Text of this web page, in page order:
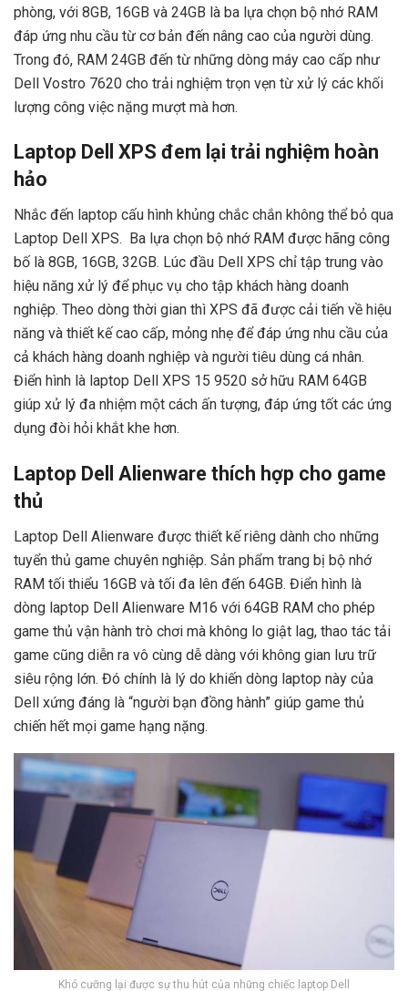
phòng, với 8GB, 16GB và 24GB là ba lựa chọn bộ nhớ RAM
đáp ứng nhu cầu từ cơ bản đến nâng cao của người dùng.
Trong đó, RAM 24GB đến từ những dòng máy cao cấp như
Dell Vostro 7620 cho trải nghiệm trọn vẹn từ xử lý các khối
lượng công việc nặng mượt mà hơn.
Laptop Dell XPS đem lại trải nghiệm hoàn
hảo
Nhắc đến laptop cấu hình khủng chắc chắn không thể bỏ qua
Laptop Dell XPS. Ba lựa chọn bộ nhớ RAM được hãng công
bố là 8GB, 16GB, 32GB. Lúc đầu Dell XPS chỉ tập trung vào
hiệu năng xử lý để phục vụ cho tập khách hàng doanh
nghiệp. Theo dòng thời gian thì XPS đã được cải tiến về hiệu
năng và thiết kế cao cấp, mỏng nhẹ để đáp ứng nhu cầu của
cả khách hàng doanh nghiệp và người tiêu dùng cá nhân.
Điển hình là laptop Dell XPS 15 9520 sở hữu RAM 64GB
giúp xử lý đa nhiệm một cách ấn tượng, đáp ứng tốt các ứng
dụng đòi hỏi khắt khe hơn.
Laptop Dell Alienware thích hợp cho game
thủ
Laptop Dell Alienware được thiết kế riêng dành cho những
tuyển thủ game chuyên nghiệp. Sản phẩm trang bị bộ nhớ
RAM tối thiểu 16GB và tối đa lên đến 64GB. Điển hình là
dòng laptop Dell Alienware M16 với 64GB RAM cho phép
game thủ vận hành trò chơi mà không lo giật lag, thao tác tải
game cũng diễn ra vô cùng dễ dàng với không gian lưu trữ
siêu rộng lớn. Đó chính là lý do khiến dòng laptop này của
Dell xứng đáng là “người bạn đồng hành” giúp game thủ
chiến hết mọi game hạng nặng.
Khó cưỡng lại được sự thu hút của những chiếc laptop Dell